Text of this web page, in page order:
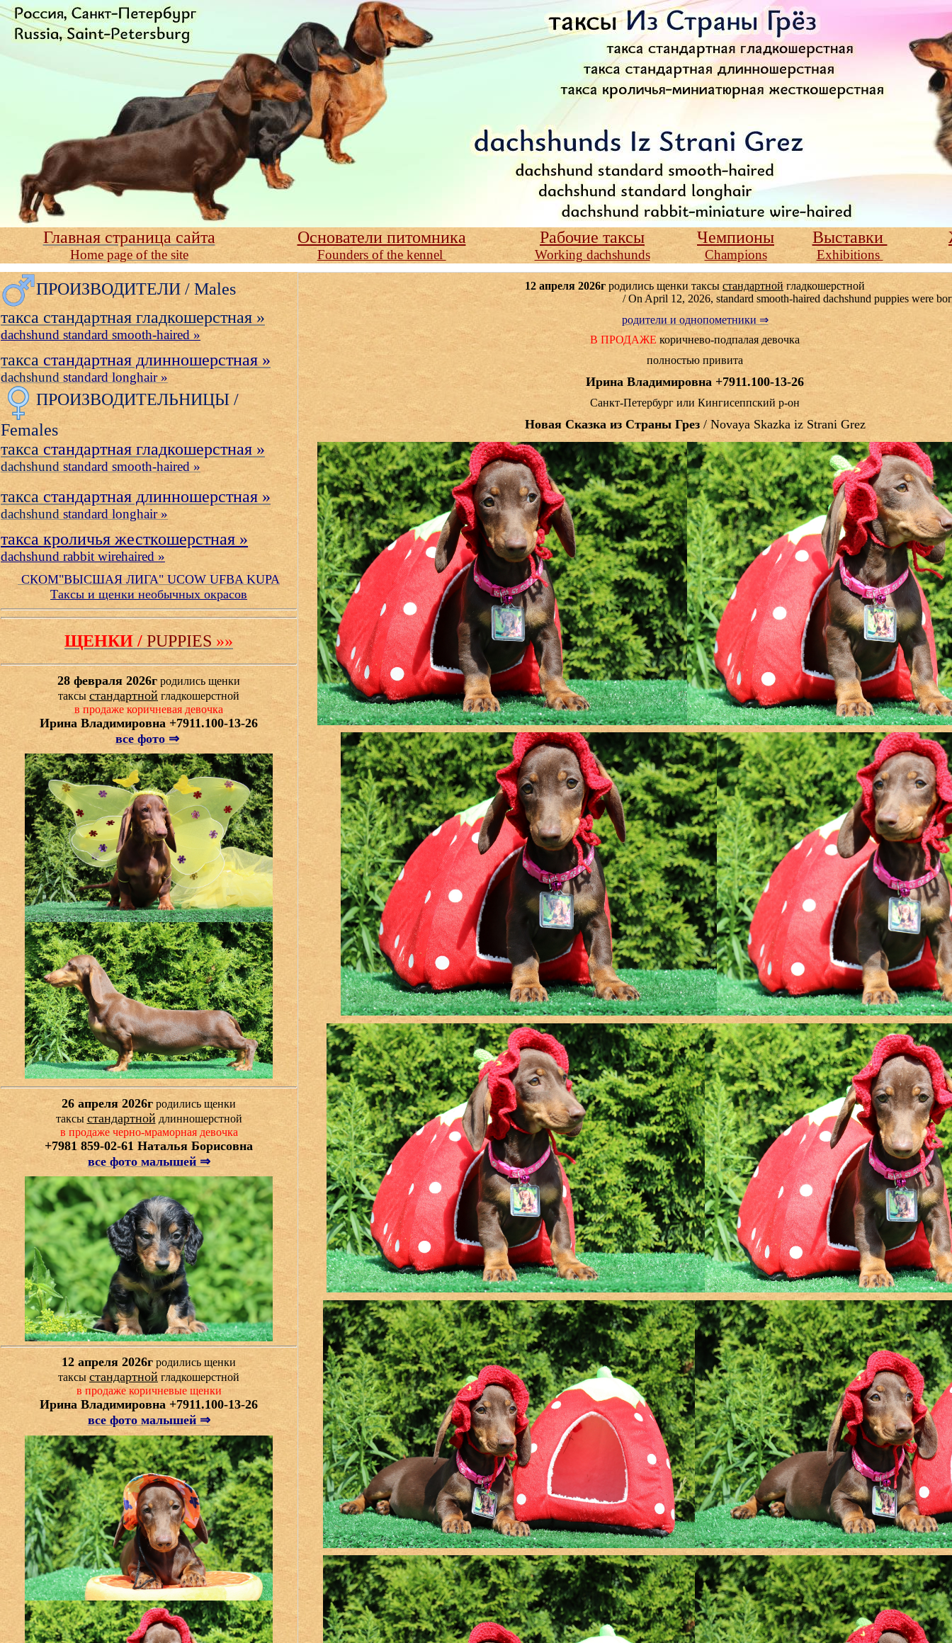
Главная страница сайта
Home page of the site
Основатели питомника
Founders of the kennel
Рабочие таксы
Working dachshunds
Чемпионы
Champions
Выставки
Exhibitions
ПРОИЗВОДИТЕЛИ / Males
такса стандартная гладкошерстная »
dachshund standard smooth-haired »
такса стандартная длинношерстная »
dachshund standard longhair »
ПРОИЗВОДИТЕЛЬНИЦЫ /
Females
таксастандартная гладкошерстная »
dachshund standard smooth-haired »
таксастандартная длинношерстная »
dachshund standard longhair »
такса кроличья жесткошерстная »
dachshund rabbit wirehaired »
СКОМ"ВЫСШАЯ ЛИГА" UCOW UFBA KUPA
Таксы и щенки необычных окрасов
ЩЕНКИ / PUPPIES »»
28 февраля 2026г родились щенки
таксыстандартной гладкошерстной
в продаже коричневая девочка
Ирина Владимировна +7911.100-13-26
все фото ⇒
26 апреля 2026г родились щенки
таксыстандартнойдлинношерстной
в продаже черно-мраморная девочка
+7981 859-02-61 Наталья Борисовна
все фото малышей ⇒
12 апреля 2026г родились щенки
таксы стандартной гладкошерстной
в продаже коричневыещенки
Ирина Владимировна +7911.100-13-26
все фото малышей ⇒
12 апреля 2026г родились щенки таксы стандартной гладкошерстной
/ On April 12, 2026, standard smooth-haired dachshund puppies were
родители и однопометники ⇒
В ПРОДАЖЕ коричнево-подпалая девочка
полностью привита
Ирина Владимировна +7911.100-13-26
Санкт-Петербург или Кингисеппский р-он
Новая Сказка из Страны Грез / Novaya Skazka iz Strani Grez